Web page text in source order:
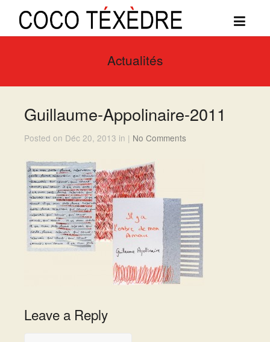
Actualités
Guillaume-Appolinaire-2011
Posted on Déc 20, 2013 in | No Comments
Leave a Reply